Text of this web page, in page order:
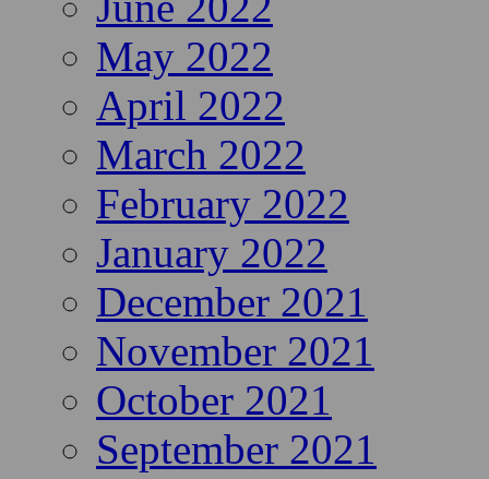
May 2022
April 2022
March 2022
February 2022
January 2022
December 2021
November 2021
October 2021
September 2021